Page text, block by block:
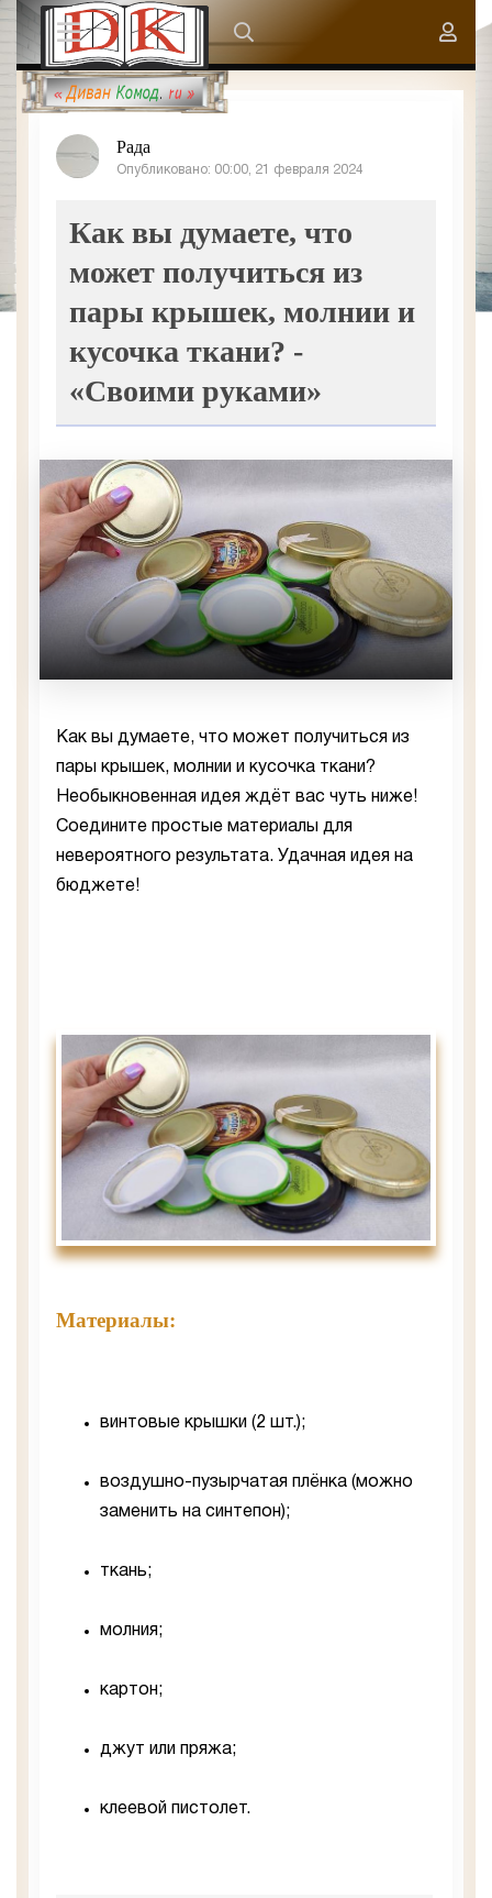
Рада
Опубликовано: 00:00, 21 февраля 2024
Как вы думаете, что
может получиться из
пары крышек, молнии и
кусочка ткани? -
«Своими руками»
Как вы думаете, что может получиться из
пары крышек, молнии и кусочка ткани?
Необыкновенная идея ждёт вас чуть ниже!
Соедините простые материалы для
невероятного результата. Удачная идея на
бюджете!
Материалы:
винтовые крышки (2 шт.);
воздушно-пузырчатая плёнка (можно
заменить на синтепон);
ткань;
молния;
картон;
джут или пряжа;
клеевой пистолет.